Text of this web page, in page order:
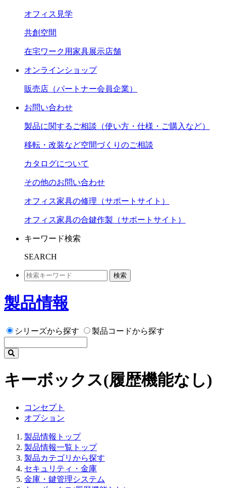
オフィス見学
共創空間
在宅ワーク用家具展示店舗
オンラインショップ
販売店（パートナー会員企業）
お問い合わせ
製品に関するご相談（使い方・仕様・ご購入など）
移転・改装など空間づくりのご相談
カタログについて
その他のお問い合わせ
オフィス家具の修理（サポートサイト）
オフィス家具の合鍵作製（サポートサイト）
キーワード検索
SEARCH
検索
製品情報
シリーズから探す 製品コードから探す
キーボックス(履歴機能なし)
コンセプト
オプション
製品情報トップ
製品情報一覧トップ
製品カテゴリから探す
セキュリティ・金庫
金庫・鍵管理システム